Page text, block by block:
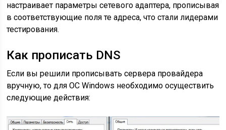
настраивает параметры сетевого адаптера, прописывая
в соответствующие поля те адреса, что стали лидерами
тестирования.
Как прописать DNS
Если вы решили прописывать сервера провайдера
вручную, то для ОС Windows необходимо осуществить
следующие действия: